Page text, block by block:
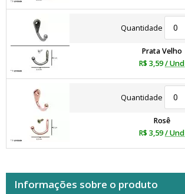
Quantidade
Prata Velho
R$ 3,59/ Und
Quantidade
Rosê
R$ 3,59/ Und
Informações sobre o produto